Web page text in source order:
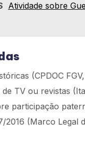
Atividade sobre
(CPDOC
de TV ou revistas
participação
2016 (Marco